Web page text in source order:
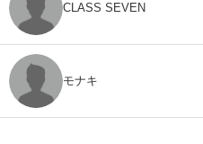
CLASS SEVEN
モナキ